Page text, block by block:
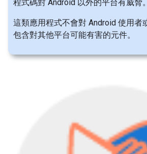
程式碼對 Android 以外的平台有威脅。
這類應用程式不會對 Android 使用者
包含對其他平台可能有害的元件。